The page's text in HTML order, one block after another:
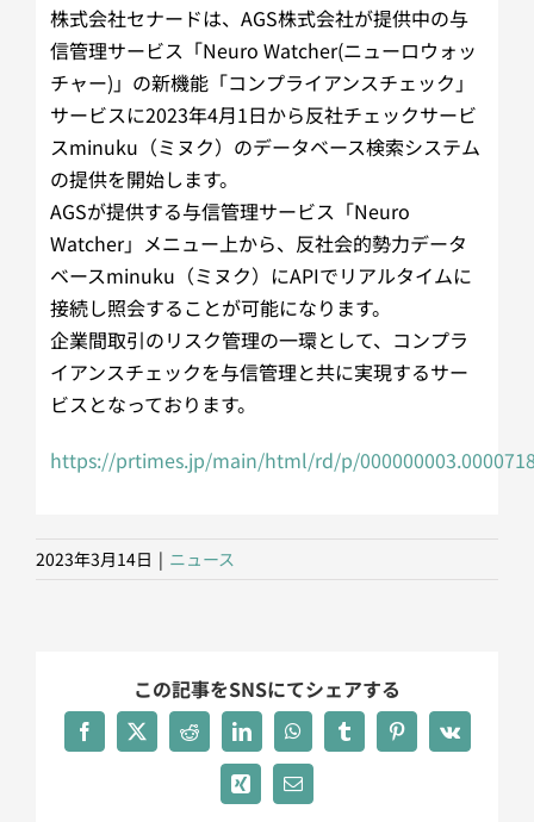
株式会社セナードは、AGS株式会社が提供中の与
信管理サービス「Neuro Watcher(ニューロウォッ
チャー)」の新機能「コンプライアンスチェック」
サービスに2023年4月1日から反社チェックサービ
スminuku（ミヌク）のデータベース検索システム
の提供を開始します。
AGSが提供する与信管理サービス「Neuro
Watcher」メニュー上から、反社会的勢力データ
ベースminuku（ミヌク）にAPIでリアルタイムに
接続し照会することが可能になります。
企業間取引のリスク管理の一環として、コンプラ
イアンスチェックを与信管理と共に実現するサー
ビスとなっております。
https://prtimes.jp/main/html/rd/p/
2023年3月14日 | ニュース
この記事をSNSにてシェアする
Facebook
X RedditLinkedInWhatsAppTumblrPinterest
Vk
Xing
電
子